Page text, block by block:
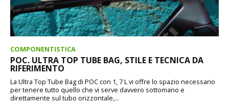
COMPONENTISTICA
POC. ULTRA TOP TUBE BAG, STILE E TECNICA DA
RIFERIMENTO
La Ultra Top Tube Bag di POC con 1, 7 L vi offre lo spazio necessario
per tenere tutto quello che vi serve davvero sottomano e
direttamente sul tubo orizzontale,...